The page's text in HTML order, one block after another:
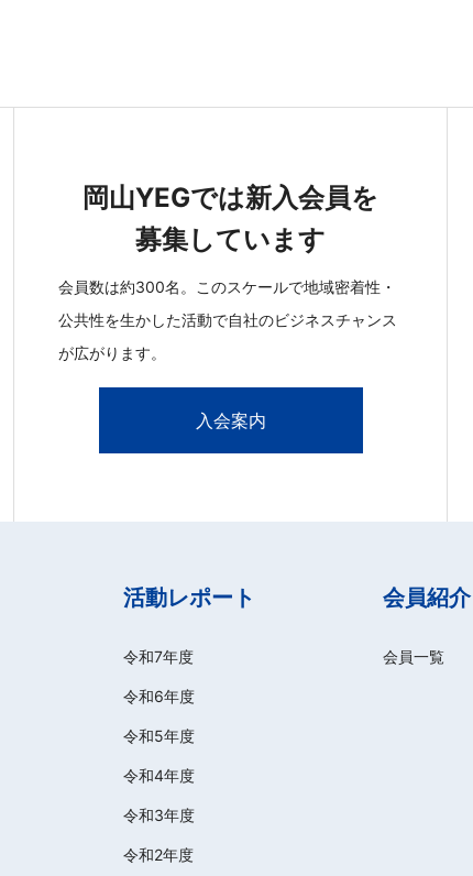
岡山YEGでは新入会員を
募集しています
会員数は約300名。このスケールで地域密着性・
公共性を生かした活動で自社のビジネスチャンス
が広がります。
入会案内
活動レポート
令和7年度
令和6年度
令和5年度
令和4年度
令和3年度
令和2年度
会員紹介
会員一覧